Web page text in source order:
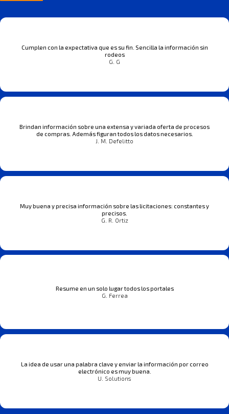
Cumplen con la expectativa que es su fin. Sencilla la información sin
rodeos
G. G
Brindan información sobre una extensa y variada oferta de procesos
de compras. Además figuran todos los datos necesarios.
J. M. Defelitto
Muy buena y precisa información sobre las licitaciones: constantes y
precisos.
G. R. Ortiz
Resume en un solo lugar todos los portales
G. Ferrea
La idea de usar una palabra clave y enviar la información por correo
electrónico es muy buena.
U. Solutions